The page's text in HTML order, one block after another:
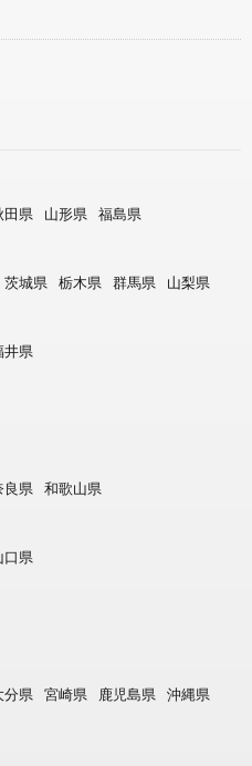
田県 山形県
福島県
茨城県 栃木県 群馬県
山梨県
井県
良県
和歌山県
口県
分県 宮崎県 鹿児島県 沖縄県